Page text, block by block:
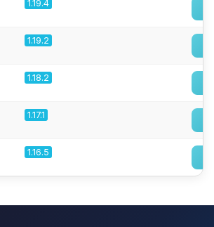
1.19.4
1.19.2
1.18.2
1.17.1
1.16.5